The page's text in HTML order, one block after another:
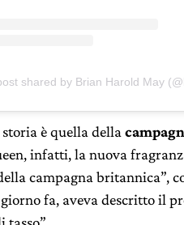
shared by Brian Harold May
è quella della
infatti, la nuova
campagna britannica”,
fa, aveva descritto il